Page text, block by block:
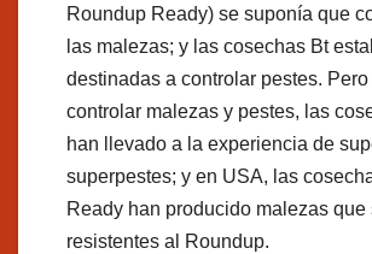
Roundup Ready) se suponía que
las malezas; y las cosechas Bt
destinadas a controlar pestes.
controlar malezas y pestes, las
han llevado a la experiencia de
superpestes; y en USA, las
Ready han producido malezas que
resistentes al Roundup.